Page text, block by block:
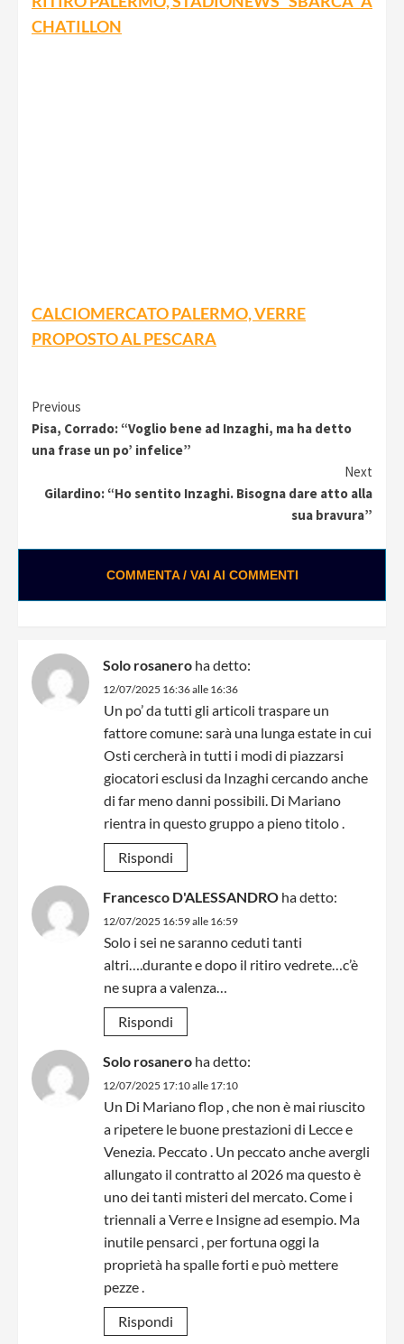
CHATILLON
CALCIOMERCATO PALERMO, VERRE
PROPOSTO AL PESCARA
Continue
Reading
Previous
Pisa, Corrado: “Voglio bene ad Inzaghi, ma ha detto
una frase un po’ infelice”
Next
Gilardino: “Ho sentito Inzaghi. Bisogna dare atto alla
sua bravura”
COMMENTA / VAI AI COMMENTI
Solo rosanero ha detto:
12/07/2025 16:36 alle 16:36
Un po’ da tutti gli articoli traspare un
fattore comune: sarà una lunga estate in cui
Osti cercherà in tutti i modi di piazzarsi
giocatori esclusi da Inzaghi cercando anche
di far meno danni possibili. Di Mariano
rientra in questo gruppo a pieno titolo .
Rispondi
Francesco D'ALESSANDRO ha detto:
12/07/2025 16:59 alle 16:59
Solo i sei ne saranno ceduti tanti
altri….durante e dopo il ritiro vedrete…c’è
ne supra a valenza…
Rispondi
Solo rosanero ha detto:
12/07/2025 17:10 alle 17:10
Un Di Mariano flop , che non è mai riuscito
a ripetere le buone prestazioni di Lecce e
Venezia. Peccato . Un peccato anche avergli
allungato il contratto al 2026 ma questo è
uno dei tanti misteri del mercato. Come i
triennali a Verre e Insigne ad esempio. Ma
inutile pensarci , per fortuna oggi la
proprietà ha spalle forti e può mettere
pezze .
Rispondi